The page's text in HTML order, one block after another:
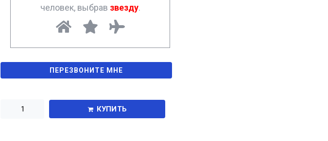
человек, выбрав звезду.
КУПИТЬ